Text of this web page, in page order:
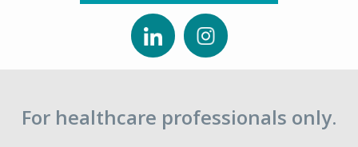
For healthcare professionals only.